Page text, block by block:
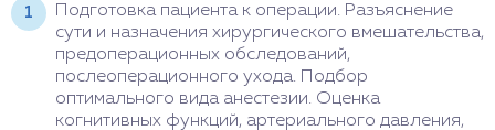
Подготовка пациента к операции. Разъяснение
сути и назначения хирургического вмешательства,
предоперационных обследований,
послеоперационного ухода. Подбор
оптимального вида анестезии. Оценка
когнитивных функций, артериального давления,